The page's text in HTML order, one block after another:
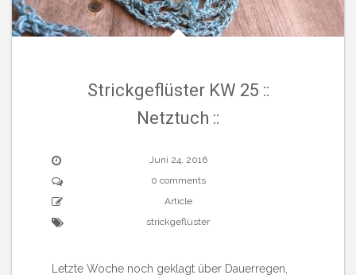
Strickgeflüster KW 25 ::
Netztuch ::
Juni 24, 2016
0 comments
Article
strickgeflüster
Letzte Woche noch geklagt über Dauerregen,